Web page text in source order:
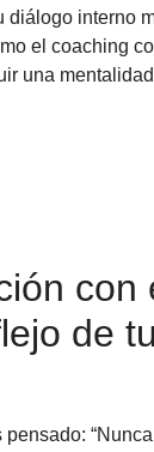
diálogo interno
el coaching
una
con
de